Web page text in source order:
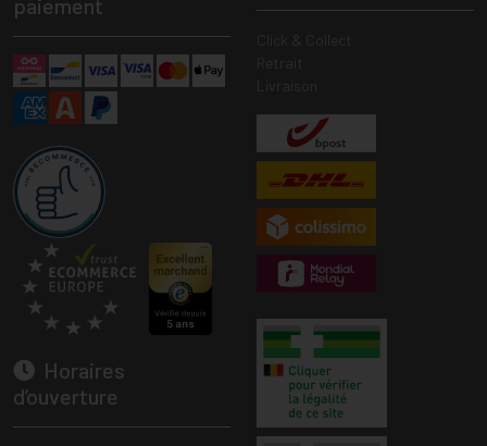
paiement
Horaires
d’ouverture